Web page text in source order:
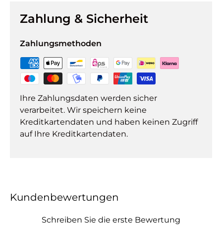
Zahlung & Sicherheit
Zahlungsmethoden
Ihre Zahlungsdaten werden sicher
verarbeitet. Wir speichern keine
Kreditkartendaten und haben keinen Zugriff
auf Ihre Kreditkartendaten.
Kundenbewertungen
Schreiben Sie die erste Bewertung